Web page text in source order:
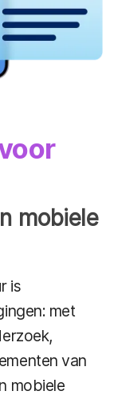
mobiele
is
met
van
mobiele